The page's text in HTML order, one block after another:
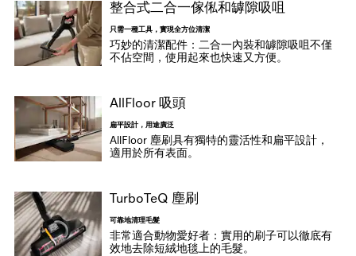
整合式二合一傢俬和罅隙吸咀
只需一種工具，實現全方位清潔
巧妙的清潔配件：二合一內裝和罅隙吸咀不僅
不佔空間，使用起來也快速又方便。
AllFloor 吸頭
扁平設計，用途廣泛
AllFloor 塵刷具有獨特的靈活性和扁平設計，
適用於所有表面。
TurboTeQ 塵刷
可靠地清理毛髮
非常適合動物愛好者：實用的刷子可以徹底有
效地去除短絨地毯上的毛髮。